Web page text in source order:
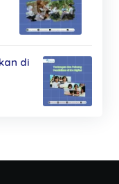
di